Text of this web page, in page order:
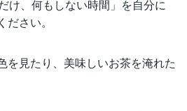
け、何もしない時間」を自分に
さい。
を見たり、美味しいお茶を淹れた